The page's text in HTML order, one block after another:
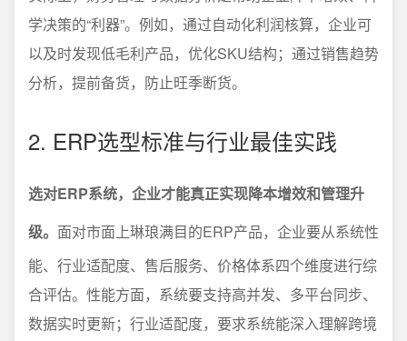
学决策的“利器”。例如，通过自动化利润核算，企业可
以及时发现低毛利产品，优化SKU结构；通过销售趋势
分析，提前备货，防止旺季断货。
2. ERP选型标准与行业最佳实践
选对ERP系统，企业才能真正实现降本增效和管理升
级。 面对市面上琳琅满目的ERP产品，企业要从系统性
能、行业适配度、售后服务、价格体系四个维度进行综
合评估。性能方面，系统要支持高并发、多平台同步、
数据实时更新；行业适配度，要求系统能深入理解跨境